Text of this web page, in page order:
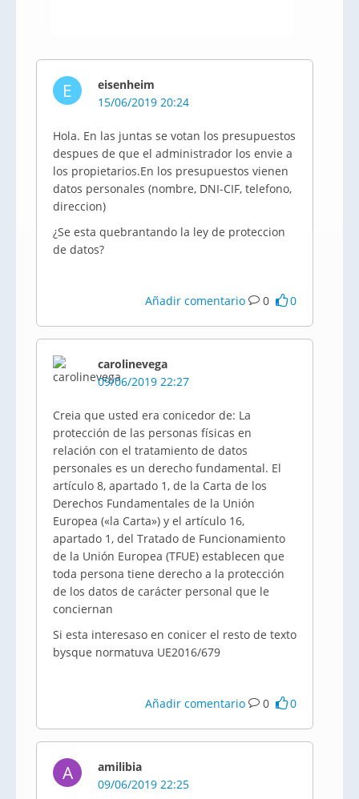
E
eisenheim
15/06/2019 20:24
Hola. En las juntas se votan los presupuestos
despues de que el administrador los envie a
los propietarios.En los presupuestos vienen
datos personales (nombre, DNI-CIF, telefono,
direccion)
¿Se esta quebrantando la ley de proteccion
de datos?
Añadir comentario 0 0
carolinevega
09/06/2019 22:27
Creia que usted era conicedor de: La
protección de las personas físicas en
relación con el tratamiento de datos
personales es un derecho fundamental. El
artículo 8, apartado 1, de la Carta de los
Derechos Fundamentales de la Unión
Europea («la Carta») y el artículo 16,
apartado 1, del Tratado de Funcionamiento
de la Unión Europea (TFUE) establecen que
toda persona tiene derecho a la protección
de los datos de carácter personal que le
conciernan
Si esta interesaso en conicer el resto de texto
bysque normatuva UE2016/679
Añadir comentario 0 0
A
amilibia
09/06/2019 22:25